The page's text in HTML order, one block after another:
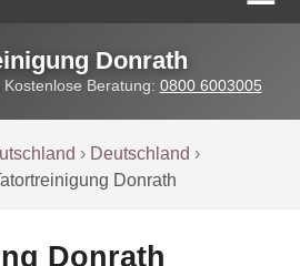
Donrath
Beratung: 0800 6003005
› Deutschland ›
Donrath
Donrath